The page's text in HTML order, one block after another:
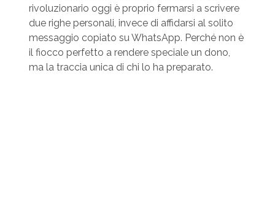
rivoluzionario oggi è proprio fermarsi a scrivere
due righe personali, invece di affidarsi al solito
messaggio copiato su WhatsApp. Perché non è
il fiocco perfetto a rendere speciale un dono,
ma la traccia unica di chi lo ha preparato.